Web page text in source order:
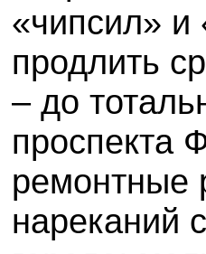
«чипсил» и
продлить
– до
проспекта
ремонтные
нареканий